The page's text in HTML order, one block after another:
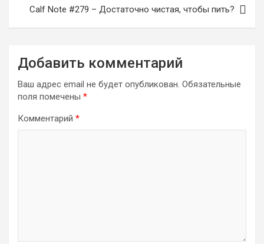
Calf Note #279 – Достаточно чистая, чтобы пить?
Добавить комментарий
Ваш адрес email не будет опубликован. Обязательные
поля помечены *
Комментарий *